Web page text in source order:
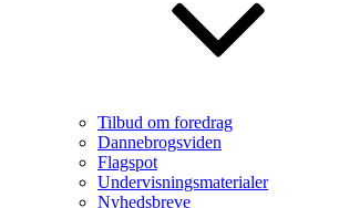
Tilbud om foredrag
Dannebrogsviden
Flagspot
Undervisningsmaterialer
Nyhedsbreve